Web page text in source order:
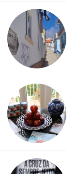
feira em sua
para